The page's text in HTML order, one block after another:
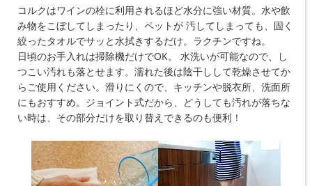
コルクはワインの栓に利用されるほど水分に強い材質。水や飲
み物をこぼしてしまったり、ペットが 汚してしまっても、固く
絞ったタオルでサッと水拭きするだけ。ラクチンですね。
日頃のお手入れは掃除機だけでOK。 水洗いが可能なので、し
つこい汚れも落とせます。濡れた後は陰干しして乾燥させてか
らご使用ください。滑りにくので、キッチンや脱衣所、洗面所
にもおすすめ。ジョイント式だから、どうしても汚れが落ちな
い時は、その部分だけを取り替えできるのも便利！